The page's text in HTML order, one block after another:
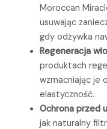
Moroccan
usuwając
gdy odżywka
Regeneracja
produktach
wzmacniając je
elastyczność.
Ochrona przed
jak naturalny